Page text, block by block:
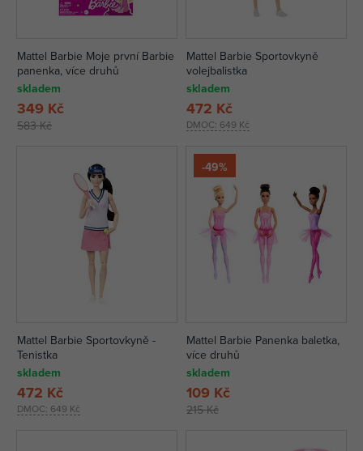
Mattel Barbie Moje první Barbie
panenka, více druhů
skladem
583 Kč
349 Kč
Mattel Barbie Sportovkyně
volejbalistka
skladem
DMOC: 649 Kč
472 Kč
Mattel Barbie Sportovkyně -
Tenistka
skladem
DMOC: 649 Kč
472 Kč
-49%
Mattel Barbie Panenka baletka,
více druhů
skladem
215 Kč
109 Kč